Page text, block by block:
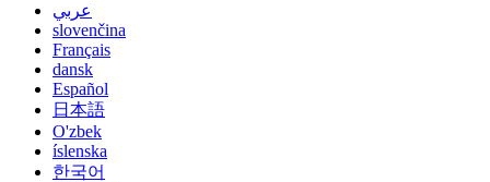
عربي
slovenčina
Français
dansk
Español
日本語
O'zbek
íslenska
한국어